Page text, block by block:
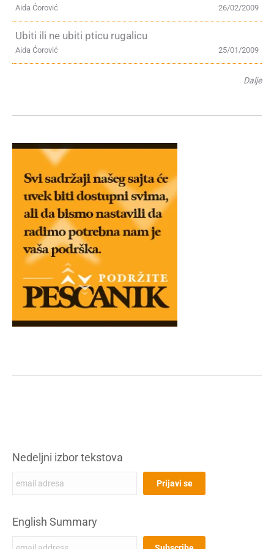
26/02/2009
Aida Ćorović
Ubiti ili ne ubiti pticu rugalicu
25/01/2009
Aida Ćorović
Dalje
Nedeljni izbor tekstova
English Summary